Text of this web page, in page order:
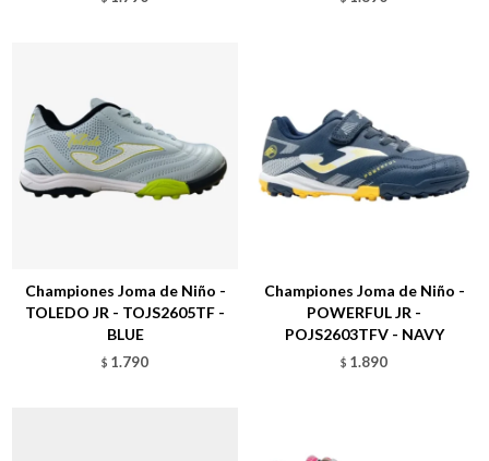
Championes Joma de Niño -
TOLEDO JR - TOJS2605TF -
BLUE
$ 1.790
Championes Joma de Niño -
POWERFUL JR -
POJS2603TFV - NAVY
$ 1.890